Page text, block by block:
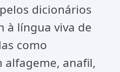
dicionários
à língua viva de
como
alfageme, anafil,